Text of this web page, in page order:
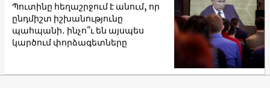
Պուտինը հեղաշրջում է անում, որ
ընդմիշտ իշխանությունը
պահպանի․ ինչո՞ւ են այսպես
կարծում փորձագետները